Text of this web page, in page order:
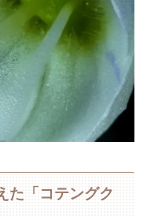
た「コテングク